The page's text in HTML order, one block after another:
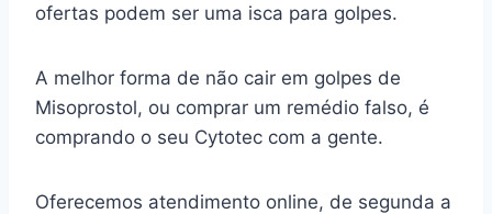
ofertas podem ser uma isca para golpes.
A melhor forma de não cair em golpes de
Misoprostol, ou comprar um remédio falso, é
comprando o seu Cytotec com a gente.
Oferecemos atendimento online, de segunda a